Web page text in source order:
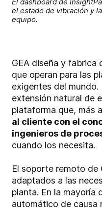
el estado de vibración y
equipo.
GEA diseña y fabrica
que operan para las
exigentes del
extensión natural de
plataforma que, más
al cliente con el
ingenieros de
cuando los necesita.
El soporte remoto de
adaptados a las
planta. En la mayoría
automático de causa